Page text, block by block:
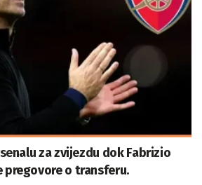
za zvijezdu dok Fabrizio
pregovore o transferu.